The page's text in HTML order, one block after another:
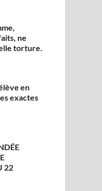
ne
torture.
en
exactes
22